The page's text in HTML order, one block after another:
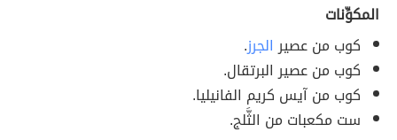
المكوِّنات
كوب من عصيرالجرز.
كوب من عصير البرتقال.
كوب من آيس كريم الفانيليا.
ست مكعبات من الثَّلج.